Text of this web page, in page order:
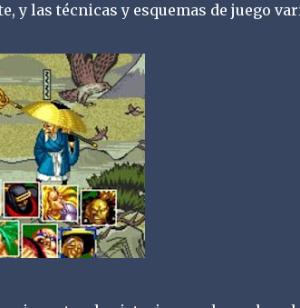
y las técnicas y esquemas de juego